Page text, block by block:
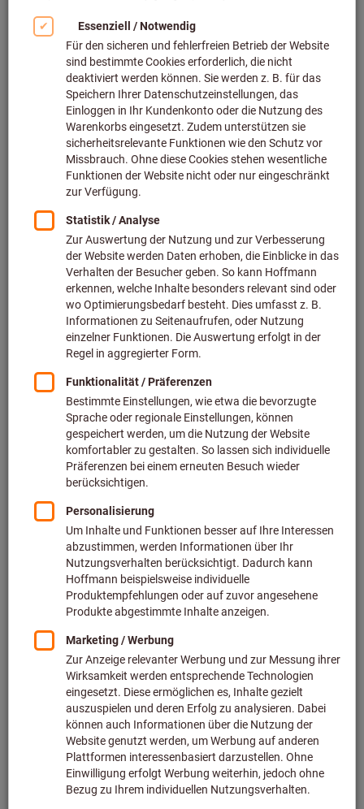
Bild zum Vergrößern anklicken
Preis pro 1 Stück
zzgl. Versandkosten
Individuelle Preisanzeige für Geschäftskunden nach
Anmeldung.
Voraussichtliche Lieferzeit: 2-3 Wochen
Bitte beachten Sie die Lieferzeit und eingeschränkte
Beratung:
Diesen Artikel bestellen wir für Sie direkt beim Hersteller,
da er nicht Bestandteil unseres Hauptsortiments ist und
somit nicht bei uns auf Lager liegt.Infos